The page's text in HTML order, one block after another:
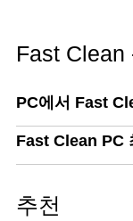
Fast Clean
PC에서 Fast
Fast Clean PC
추천